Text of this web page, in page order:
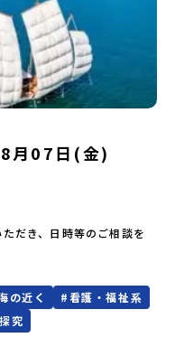
選確認フォーム」に３日
をもって参加確定とさせ
までにご回答いただけな
きます。当選取り消しが
せていただきます。登録
記の地域みらい留学公式
の場合は、
るよう設定をお願いいた
はお答えしておりません
いてお申込はお一人様1回
ください。申込後の内容
ドレスの入力間違いにご
(同性2～4名程度)で宿泊
について個別の詳細なア
がございます。対応が必
参加取消や急遽参加でき
お取り消しはご遠慮下さ
めに事務局までご連絡く
い参加お取り消しの場
し地域留学」の全体像や
学生一人での参加にあた
「事務局のサポート体
ひ、ご自宅からお気軽に
聴する]YouTube：
グラムで何をするの？」
する詳細配信です。2泊3
時：6月10日(水) 19：
ラム詳細解説、質疑応答紹
海道標津町/岩手県八幡
ムを1時間でぎゅっとお届
events/064069お気
丈夫？」「どんな体験が
学生のみなさんの素朴な
ットでの質問も可能です
参加ください。▼お申し込
同意プログラムへの参加
月07日(金)
だき、日時等のご相談を
の近く #看護・福祉系
究